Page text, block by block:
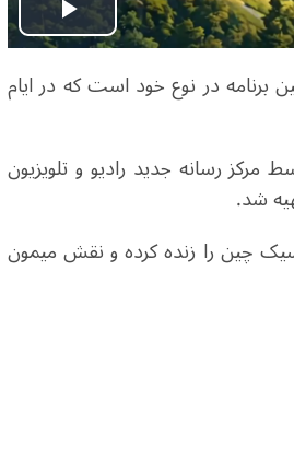
Play
Video
برنامه در نوع خود است که در ایام
رسانه جدید رادیو و تلویزیون
شد.
چین را زنده کرده و نقش میمون